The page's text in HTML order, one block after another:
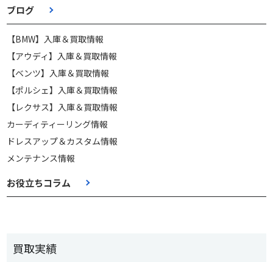
ブログ
【BMW】入庫＆買取情報
【アウディ】入庫＆買取情報
【ベンツ】入庫＆買取情報
【ポルシェ】入庫＆買取情報
【レクサス】入庫＆買取情報
カーディティーリング情報
ドレスアップ＆カスタム情報
メンテナンス情報
お役立ちコラム
買取実績